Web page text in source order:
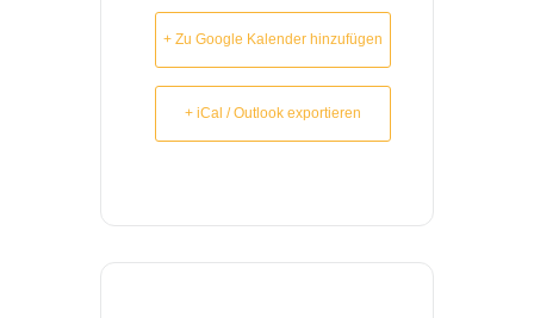
+ Zu Google Kalender hinzufügen
+ iCal / Outlook exportieren